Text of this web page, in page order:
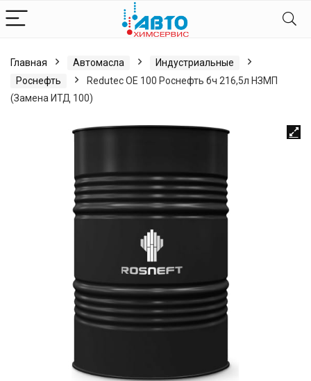
Главная Автомасла
Индустриальные
Роснефть
Redutec ОЕ 100 Роснефть бч 216,5л НЗМП
(Замена ИТД 100)